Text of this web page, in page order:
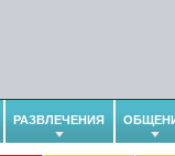
РАЗВЛЕЧЕНИЯ